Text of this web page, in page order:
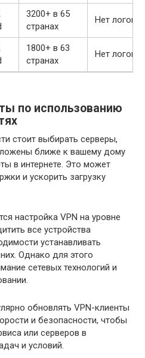
3200+ в 65
странах
Нет логов
1800+ в 63
странах
Нет логов
по использованию
стоит выбирать серверы,
ближе к вашему дому
в интернете. Это может
и ускорить загрузку
настройка VPN на уровне
все устройства
устанавливать
Однако для этого
сетевых технологий и
обновлять VPN-клиенты
и безопасности, чтобы
или серверов в
и условий.